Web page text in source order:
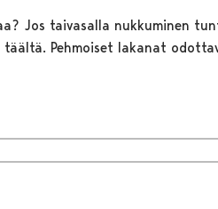
Jos taivasalla nukkuminen
Pehmoiset lakanat